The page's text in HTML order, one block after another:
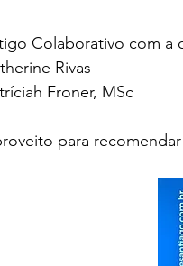
Colaborativo com a
Rivas
Froner, MSc
para